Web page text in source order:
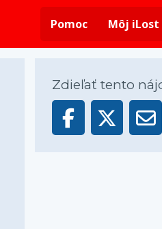
Pomoc Môj iLost
Zdieľať tento